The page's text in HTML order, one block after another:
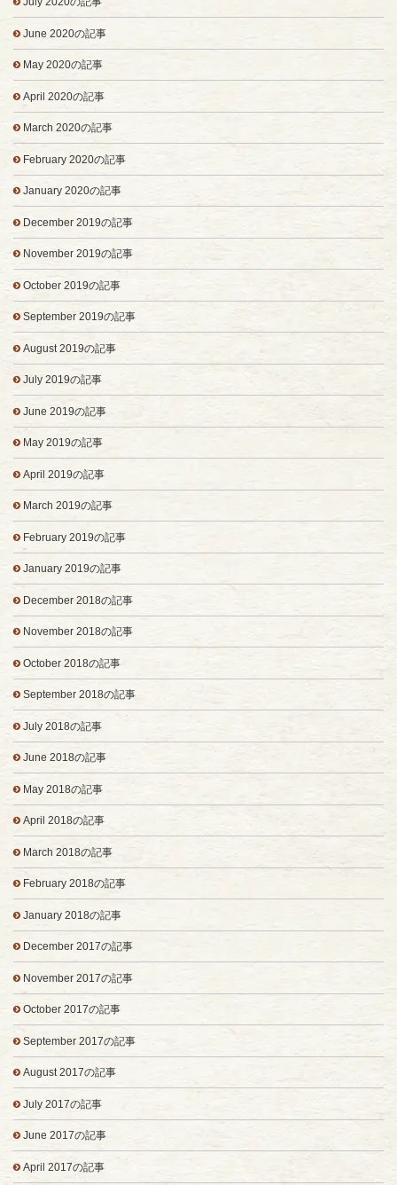
June 2020の記事
May 2020の記事
April 2020の記事
March 2020の記事
February 2020の記事
January 2020の記事
December 2019の記事
November 2019の記事
October 2019の記事
September 2019の記事
August 2019の記事
July 2019の記事
June 2019の記事
May 2019の記事
April 2019の記事
March 2019の記事
February 2019の記事
January 2019の記事
December 2018の記事
November 2018の記事
October 2018の記事
September 2018の記事
July 2018の記事
June 2018の記事
May 2018の記事
April 2018の記事
March 2018の記事
February 2018の記事
January 2018の記事
December 2017の記事
November 2017の記事
October 2017の記事
September 2017の記事
August 2017の記事
July 2017の記事
June 2017の記事
April 2017の記事